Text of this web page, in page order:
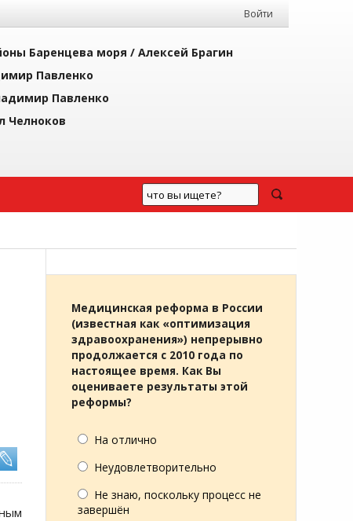
Войти
Баренцева моря / Алексей Брагин
Павленко
Павленко
Челноков
Медицинская реформа в России
(известная как «оптимизация
здравоохранения») непрерывно
продолжается с 2010 года по
настоящее время. Как Вы
оцениваете результаты этой
реформы?
На отлично
Неудовлетворительно
Не знаю, поскольку процесс не
завершён